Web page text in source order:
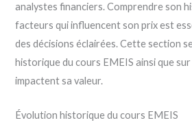
analystes financiers. Comprendre son
facteurs qui influencent son prix est
des décisions éclairées. Cette section
historique du cours EMEIS ainsi que
impactent sa valeur.
Évolution historique du cours EMEIS